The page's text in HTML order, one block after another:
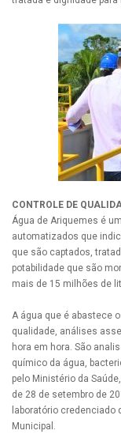
CONTROLE DE
Água de Ariquemes é
automatizados que
que são captados,
potabilidade que são
mais de 15 milhões de
A água que é abastece
qualidade, análises
hora em hora. São
químico da água,
pelo Ministério da
de 28 de setembro de
laboratório credenciado
Municipal.